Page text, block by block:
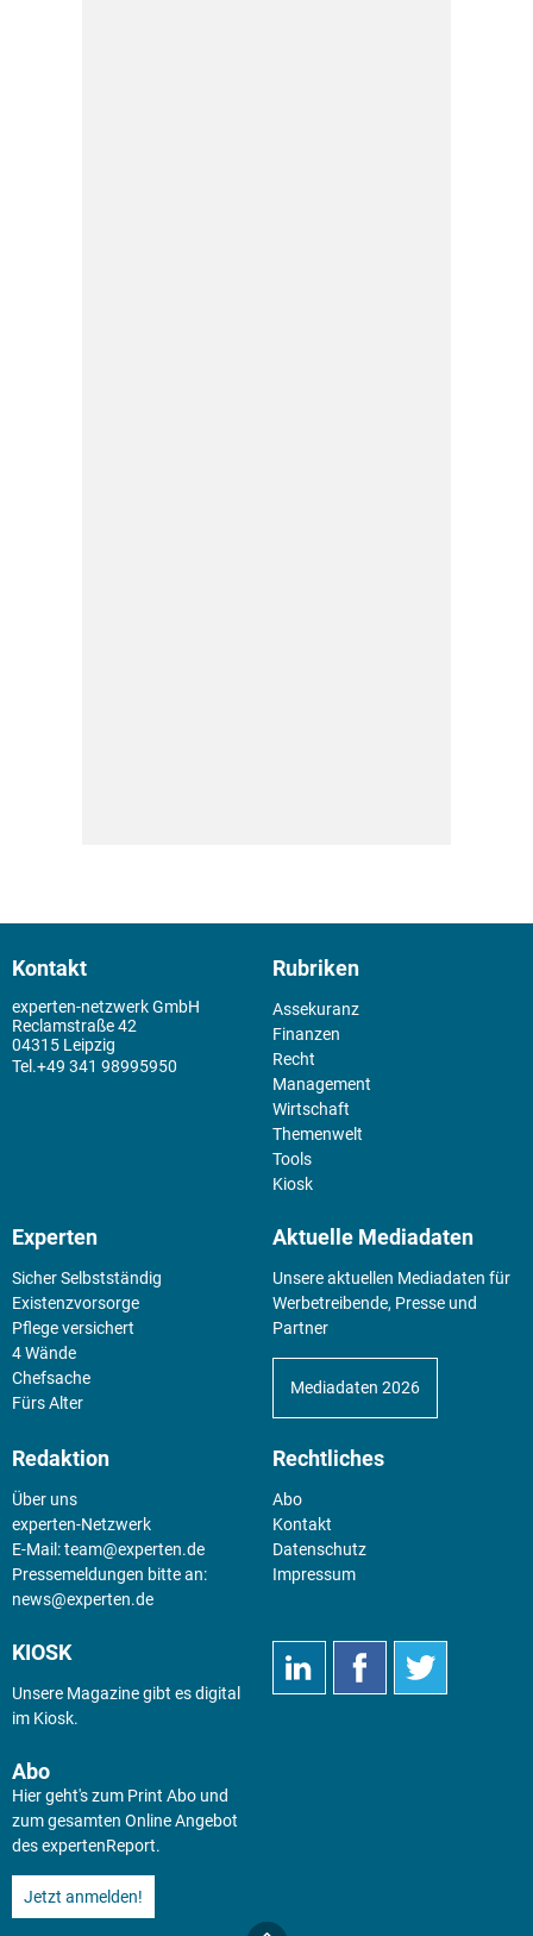
Kontakt
experten-netzwerk GmbH
Reclamstraße 42
04315 Leipzig
+49 341 98995950
Rubriken
Assekuranz
Finanzen
Recht
Management
Wirtschaft
Themenwelt
Tools
Kiosk
Experten
Sicher Selbstständig
Existenz­vorsorge
Pflege versichert
4 Wände
Chefsache
Fürs Alter
Aktuelle Mediadaten
Unsere aktuellen Mediadaten für
Werbetreibende, Presse und
Partner
Mediadaten 2026
Redaktion
Über uns
experten-Netzwerk
E-Mail:team@experten.de
Pressemeldungen bitte an:
news@experten.de
Rechtliches
Abo
Kontakt
Datenschutz
Impressum
KIOSK
Unsere Magazine gibt es digital
im Kiosk.
Abo
Hier geht's zum Print Abo und
zum gesamten Online Angebot
des expertenReport.
Jetzt anmelden!